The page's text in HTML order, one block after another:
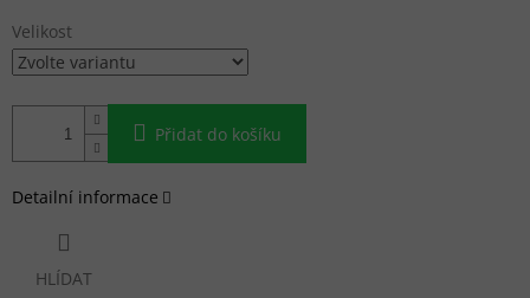
Velikost
Přidat do košíku
Detailní informace
HLÍDAT